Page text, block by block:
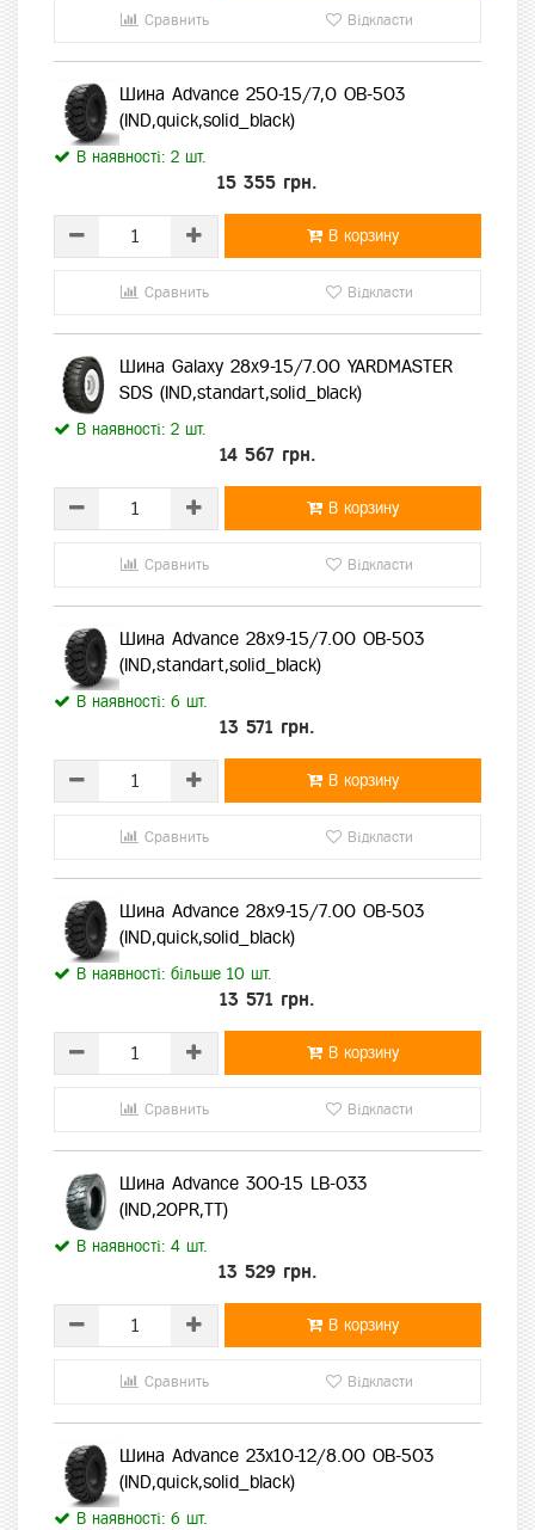
Сравнить Відкласти
Шина Advance 250-15/7,0 OB-503
(IND,quick,solid_black)
В наявності: 2 шт.
15 355 грн.
В корзину
Сравнить Відкласти
Шина Galaxy 28x9-15/7.00 YARDMASTER
SDS (IND,standart,solid_black)
В наявності: 2 шт.
14 567 грн.
В корзину
Сравнить Відкласти
Шина Advance 28x9-15/7.00 OB-503
(IND,standart,solid_black)
В наявності: 6 шт.
13 571 грн.
В корзину
Сравнить Відкласти
Шина Advance 28x9-15/7.00 OB-503
(IND,quick,solid_black)
В наявності: більше 10 шт.
13 571 грн.
В корзину
Сравнить Відкласти
Шина Advance 300-15 LB-033
(IND,20PR,TT)
В наявності: 4 шт.
13 529 грн.
В корзину
Сравнить Відкласти
Шина Advance 23х10-12/8.00 OB-503
(IND,quick,solid_black)
В наявності: 6 шт.